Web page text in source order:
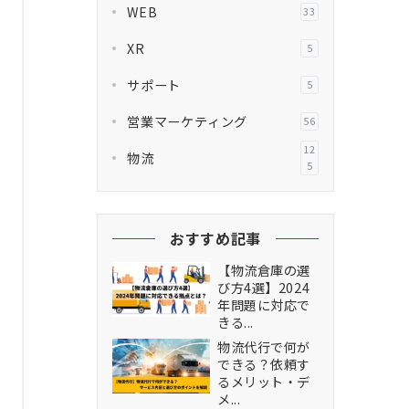
WEB 33
XR 5
サポート 5
営業マーケティング 56
物流
12
5
おすすめ記事
【物流倉庫の選
び方4選】2024
年問題に対応で
きる...
物流代行で何が
できる？依頼す
るメリット・デ
メ...